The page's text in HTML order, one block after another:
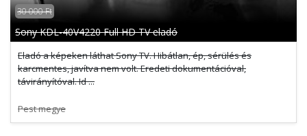
30 000 Ft
Sony KDL-40V4220 Full HD TV eladó
Eladó a képeken láthat Sony TV. Hibátlan, ép, sérülés és
karcmentes, javítva nem volt. Eredeti dokumentációval,
távirányítóval. Id ...
Pest megye